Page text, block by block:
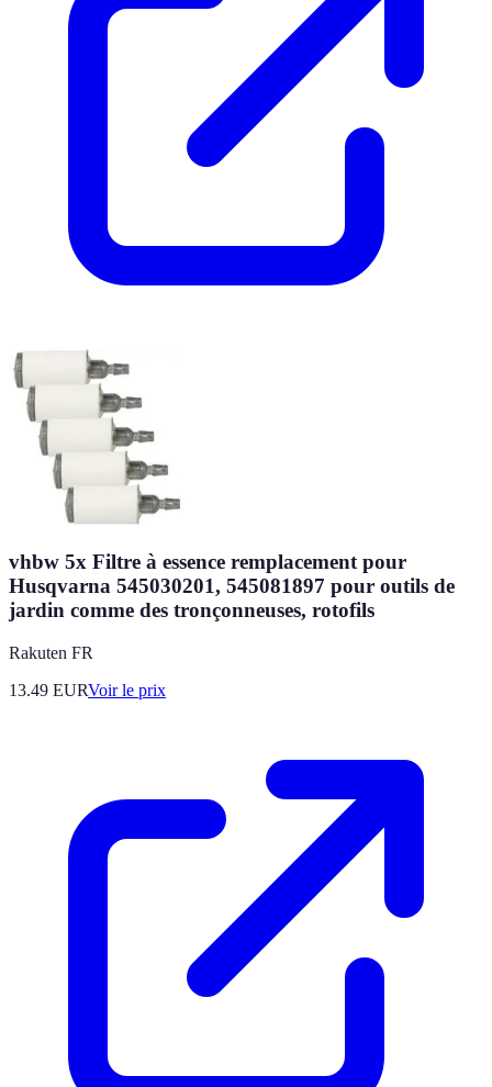
vhbw 5x Filtre à essence remplacement pour
Husqvarna 545030201, 545081897 pour outils de
jardin comme des tronçonneuses, rotofils
Rakuten FR
13.49 EURVoir le prix